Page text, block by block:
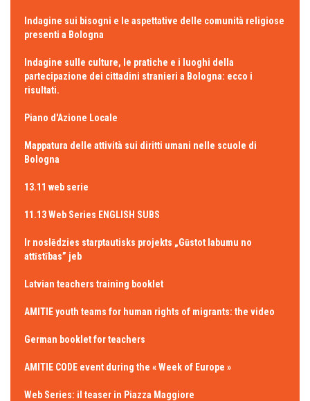
Indagine sui bisogni e le aspettative delle comunità religiose
presenti a Bologna
Indagine sulle culture, le pratiche e i luoghi della
partecipazione dei cittadini stranieri a Bologna: ecco i
risultati.
Piano d'Azione Locale
Mappatura delle attività sui diritti umani nelle scuole di
Bologna
13.11 web serie
11.13 Web Series ENGLISH SUBS
Ir noslēdzies starptautisks projekts „Gūstot labumu no
attīstības” jeb
Latvian teachers training booklet
AMITIE youth teams for human rights of migrants: the video
German booklet for teachers
AMITIE CODE event during the « Week of Europe »
Web Series: il teaser in Piazza Maggiore